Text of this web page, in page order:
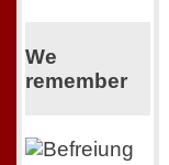
We
remember